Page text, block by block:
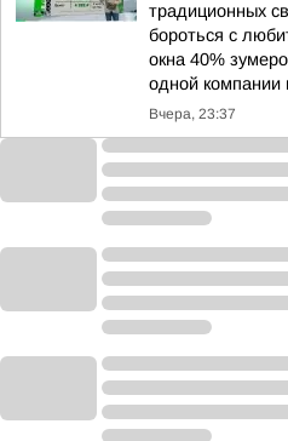
традиционных
бороться с
окна 40%
одной компании
Вчера, 23:37